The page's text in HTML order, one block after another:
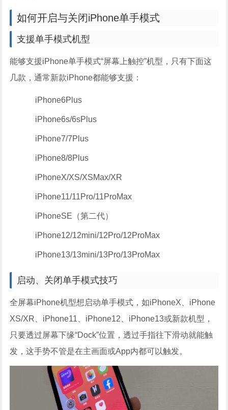
如何开启与关闭iPhone单手模式
支援单手模式机型
能够支援iPhone单手模式“屏幕上触控”机型，只有下面这
几款，通常新款iPhone都能够支援：
iPhone6Plus
iPhone6s/6sPlus
iPhone7/7Plus
iPhone8/8Plus
iPhoneX/XS/XSMax/XR
iPhone11/11Pro/11ProMax
iPhoneSE（第二代）
iPhone12/12mini/12Pro/12ProMax
iPhone13/13mini/13Pro/13ProMax
启动、关闭单手模式技巧
全屏幕iPhone机型想启动单手模式，如iPhoneX、iPhone
XS/XR、iPhone11、iPhone12、iPhone13或新款机型，
只要透过屏幕下缘“Dock”位置，透过手指往下滑动就能触
发，这手势不管是在主画面或App内都可以触发。